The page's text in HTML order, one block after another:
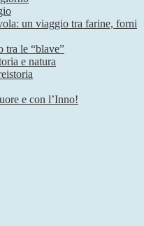
un viaggio tra farine, forni
tra le “blave”
e natura
e con l’Inno!